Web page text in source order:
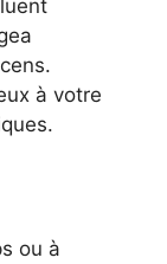
à votre
ou à